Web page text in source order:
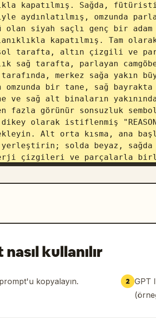
kapatılmış. Sağda,
aydınlatılmış, omzunda
olan siyah saçlı genç bir
kapatılmış. Tam
tarafta, altın çizgili ve
sağ tarafta, parlayan
merkez sağa yakın
omzunda bir tane, sağ
ve sağ alt binaların
fazla görünür sonsuzluk
olarak istiflenmiş
Alt orta kısma, ana
solda beyaz, sağda
çizgileri ve parçalarla
metnini ekleyin: 影は、未来を選ぶ
dramatik aydınlatma,
kullanılır
kopyalayın. 2 GPT